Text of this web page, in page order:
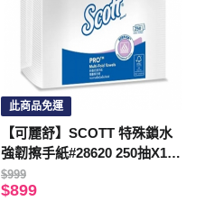
此商品免運
【可麗舒】SCOTT 特殊鎖水
強韌擦手紙#28620 250抽X16
包 箱購
$999
$899